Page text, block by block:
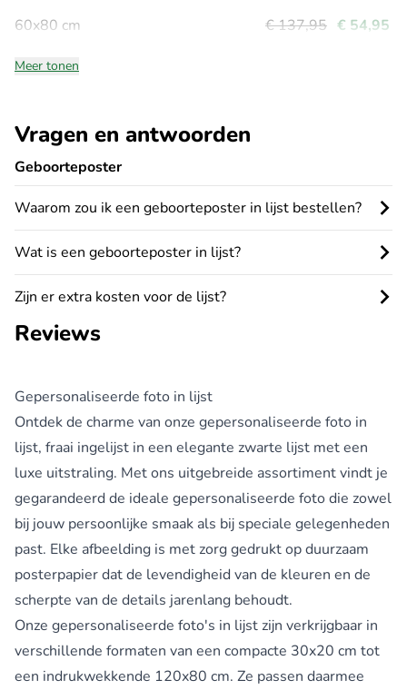
Vragen en antwoorden
Geboorteposter
Waarom zou ik een geboorteposter in lijst bestellen?
Wat is een geboorteposter in lijst?
Zijn er extra kosten voor de lijst?
60x80 cm
€ 137,95 € 54,95
Meer tonen
Reviews
Gepersonaliseerde foto in lijst
Ontdek de charme van onze gepersonaliseerde foto in
lijst, fraai ingelijst in een elegante zwarte lijst met een
luxe uitstraling. Met ons uitgebreide assortiment vindt je
gegarandeerd de ideale gepersonaliseerde foto die zowel
bij jouw persoonlijke smaak als bij speciale gelegenheden
past. Elke afbeelding is met zorg gedrukt op duurzaam
posterpapier dat de levendigheid van de kleuren en de
scherpte van de details jarenlang behoudt.
Onze gepersonaliseerde foto's in lijst zijn verkrijgbaar in
verschillende formaten van een compacte 30x20 cm tot
een indrukwekkende 120x80 cm. Ze passen daarmee